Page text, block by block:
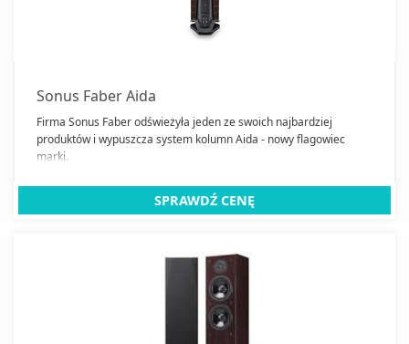
Sonus Faber Aida
Firma Sonus Faber odświeżyła jeden ze swoich najbardziej
produktów i wypuszcza system kolumn Aida - nowy flagowiec
marki.
SPRAWDŹ CENĘ